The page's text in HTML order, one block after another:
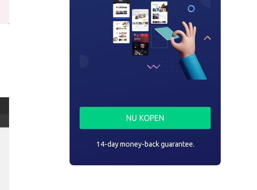
NU KOPEN
14-day money-back guarantee.